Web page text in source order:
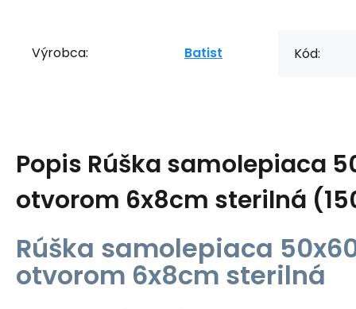
Výrobca: Batist Kód:
Popis Rúška samolepiaca
otvorom 6x8cm sterilná
Rúška samolepiaca
otvorom 6x8cm sterilná